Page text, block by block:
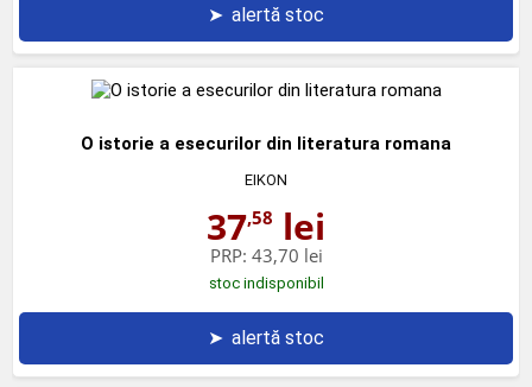
➤ alertă stoc
O istorie a esecurilor din literatura romana
EIKON
37,58 lei
PRP: 43,70 lei
stoc indisponibil
➤ alertă stoc